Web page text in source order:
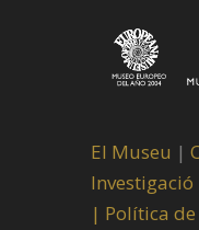
El Museu |
Investigació
| Política